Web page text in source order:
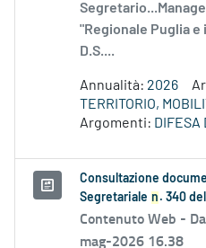
"Regionale Puglia
D.S....
Annualità: 2026
TERRITORIO,
Argomenti: DIFESA
Consultazione
Segretariale n . 340
Contenuto Web -
mag-2026 16.38